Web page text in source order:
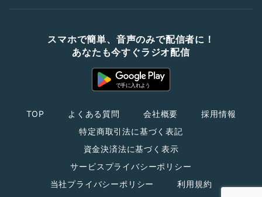
スマホで簡単、音声のみで配信者に！
あなたも今すぐラジオ配信
TOP よくある質問 会社概要
採用情報
特定商取引法に基づく表記
資金決済法に基づく表示
サービスプライバシーポリシー
当社プライバシーポリシー
利用規約